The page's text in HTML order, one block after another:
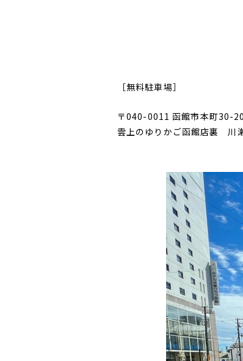
［無料駐車場］
〒040-0011 函館市本町30-20
雲上のゆりかご函館店裏 川